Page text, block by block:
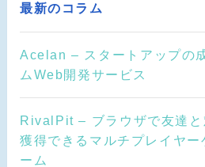
最新のコラム
Acelan – スタートアップの
ムWeb開発サービス
RivalPit – ブラウザで友達と
獲得できるマルチプレイヤー
ーム